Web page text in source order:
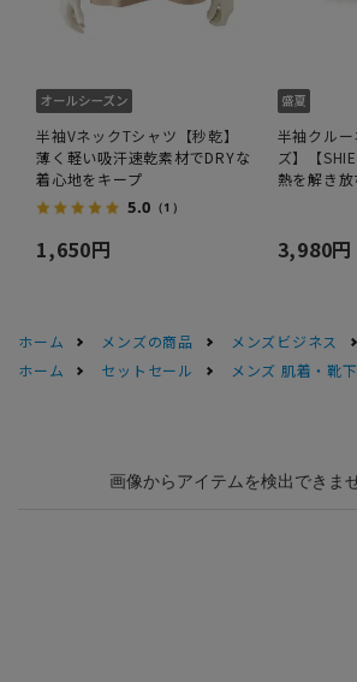
半袖VネックTシャツ【秒乾】
薄く軽い吸汗速乾素材でDRYな
着心地をキープ
5.0 （1）
1,650円
半袖クル
ズ】【
熱を解き
3,980円
ホーム メンズの商品 メンズビジネス
ホーム
セットセール メンズ 肌着・靴